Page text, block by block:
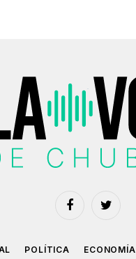
FacebookTwitter
POLÍTICA ECONOMÍA